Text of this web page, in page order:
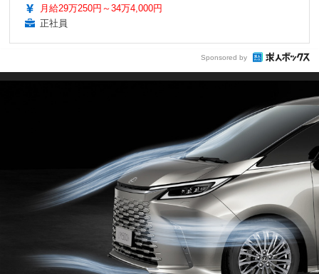
月給29万250円～34万4,000円
正社員
Sponsored by